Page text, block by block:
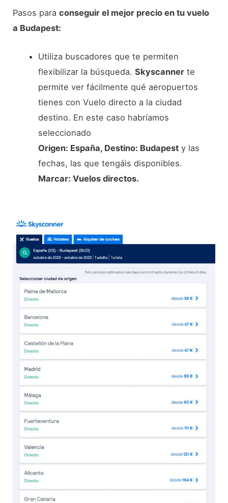
Pasos paraconseguir el mejor precio en tu vuelo
a Budapest:
Utiliza buscadores que te permiten
flexibilizar la búsqueda. Skyscannerte
permite ver fácilmente qué aeropuertos
tienes con Vuelo directo a la ciudad
destino. En este caso habríamos
seleccionado
Origen: España, Destino: Budapesty las
fechas, las que tengáis disponibles.
Marcar: Vuelos directos.